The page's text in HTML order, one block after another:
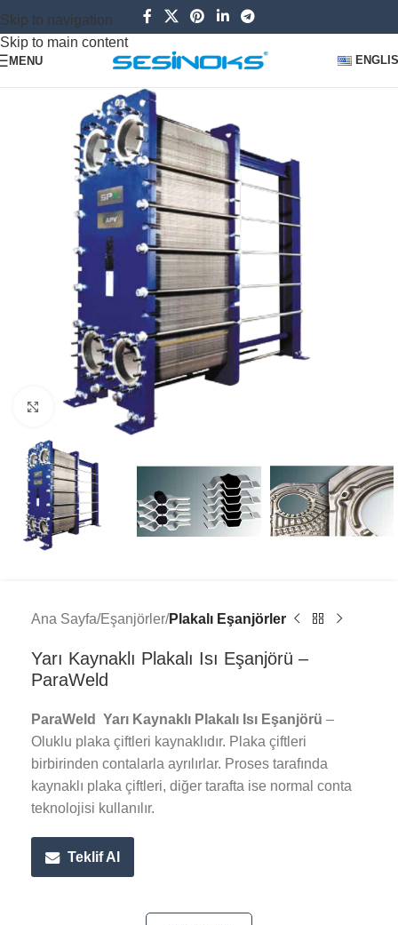
Skip to navigation
Skip to main content
MENU
Click to enlarge
Ana Sayfa Eşanjörler Plakalı Eşanjörler
Yarı Kaynaklı Plakalı Isı Eşanjörü –
ParaWeld
ParaWeld Yarı Kaynaklı Plakalı Isı Eşanjörü –
Oluklu plaka çiftleri kaynaklıdır. Plaka çiftleri
birbirinden contalarla ayrılırlar. Proses tarafında
kaynaklı plaka çiftleri, diğer tarafta ise normal conta
teknolojisi kullanılır.
Teklif Al